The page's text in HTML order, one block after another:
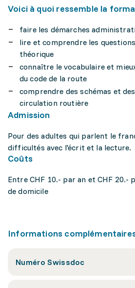
Voici à quoi ressemble la
faire les démarches
lire et comprendre les
théorique
connaître le vocabulaire et
du code de la route
comprendre des schémas et
circulation routière
Admission
Pour des adultes qui parlent le
difficultés avec l'écrit et la lecture.
Coûts
Entre CHF 10.- par an et CHF 20.-
de domicile
Informations
Numéro Swissdoc